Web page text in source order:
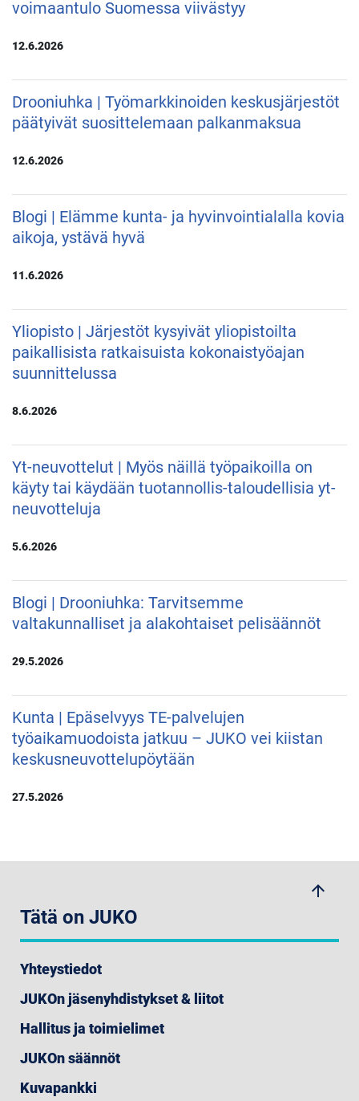
voimaantulo Suomessa viivästyy
12.6.2026
Drooniuhka | Työmarkkinoiden keskusjärjestöt
päätyivät suosittelemaan palkanmaksua
12.6.2026
Blogi | Elämme kunta- ja hyvinvointialalla kovia
aikoja, ystävä hyvä
11.6.2026
Yliopisto | Järjestöt kysyivät yliopistoilta
paikallisista ratkaisuista kokonaistyöajan
suunnittelussa
8.6.2026
Yt-neuvottelut | Myös näillä työpaikoilla on
käyty tai käydään tuotannollis-taloudellisia yt-
neuvotteluja
5.6.2026
Blogi | Drooniuhka: Tarvitsemme
valtakunnalliset ja alakohtaiset pelisäännöt
29.5.2026
Kunta | Epäselvyys TE-palvelujen
työaikamuodoista jatkuu – JUKO vei kiistan
keskusneuvottelupöytään
27.5.2026
arrow_upwards
Tätä on JUKO
Yhteystiedot
JUKOn jäsenyhdistykset & liitot
Hallitus ja toimielimet
JUKOn säännöt
Kuvapankki